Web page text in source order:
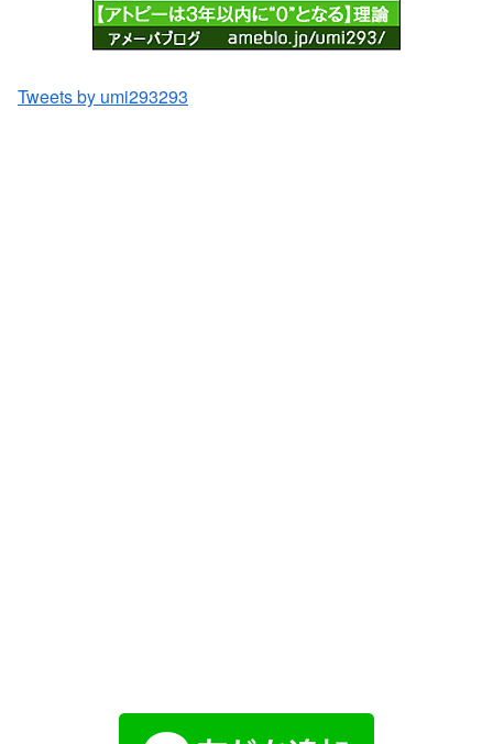
Tweets by umi293293